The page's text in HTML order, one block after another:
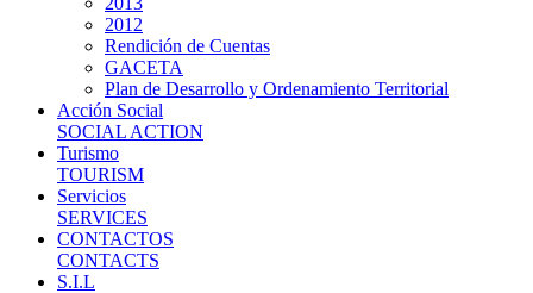
2012
Rendición de Cuentas
GACETA
Plan de Desarrollo y Ordenamiento Territorial
Acción Social
SOCIAL ACTION
Turismo
TOURISM
Servicios
SERVICES
CONTACTOS
CONTACTS
S.I.L